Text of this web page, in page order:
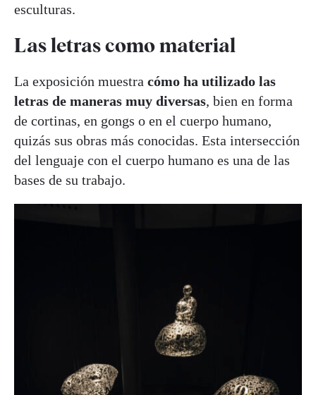
esculturas.
Las letras como material
La exposición muestra cómo ha utilizado las
letras de maneras muy diversas, bien en forma
de cortinas, en gongs o en el cuerpo humano,
quizás sus obras más conocidas. Esta intersección
del lenguaje con el cuerpo humano es una de las
bases de su trabajo.